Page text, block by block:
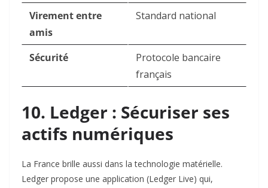
Virement entre
amis
Standard national
Sécurité
Protocole bancaire
français
10. Ledger : Sécuriser ses
actifs numériques
La France brille aussi dans la technologie matérielle.
Ledger propose une application (Ledger Live) qui,